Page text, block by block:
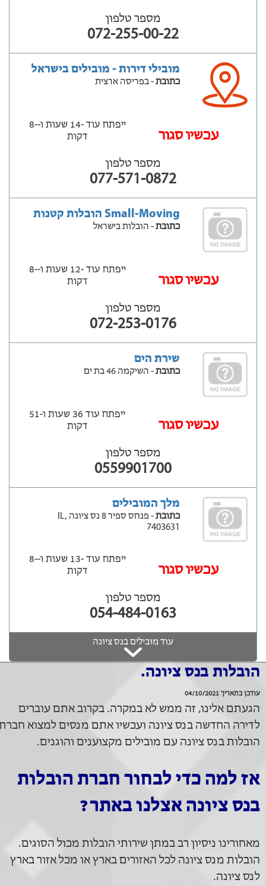
מספר טלפון
072-255-00-22
מובילי דירות - מובילים בישראל
כתובת- בפריסה ארצית
‫עכשיו סגור
ייפתח עוד -14 שעות ‫ו--8
דקות
מספר טלפון
077-571-0872
Small-Moving הובלות קטנות
כתובת- הובלות בישראל
‫עכשיו סגור
ייפתח עוד -12 שעות ‫ו--8
דקות
מספר טלפון
072-253-0176
שירת הים
כתובת- השיקמה 46 בת ים
עכשיו סגור
ייפתח עוד 36 שעות ‫ו-51
דקות
מספר טלפון
0559901700
מלך המובילים
כתובת
- פנחס ספיר 8 נס ציונה IL,
7403631
‫עכשיו סגור
ייפתח עוד -13 שעות ‫ו--8
דקות
מספר טלפון
054-484-0163
עוד מובילים בנס ציונה
הובלות בנס ציונה.
עודכן בתאריך 04/10/2021
הגעתם אלינו, זה ממש לא במקרה. בקרוב אתם עוברים
לדירה החדשה בנס ציונה ועכשיו אתם מנסים למצוא
הובלות בנס ציונה עם מובילים מקצוענים והוגנים.
אז למה כדי לבחור חברת הובלות
בנס ציונה אצלנו באתר?
מאחורינו ניסיון רב במתן שירותי הובלות מכול הסוגים.
הובלות מנס ציונה לכל האזורים בארץ או מכל אזור בארץ
לנס ציונה.